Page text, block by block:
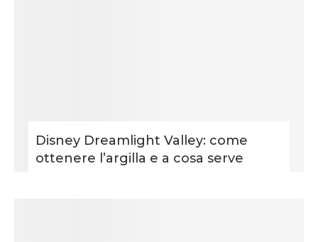
Disney Dreamlight Valley: come
ottenere l’argilla e a cosa serve